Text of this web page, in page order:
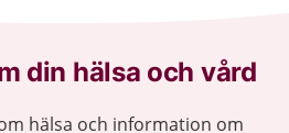
din hälsa och vård
hälsa och information om